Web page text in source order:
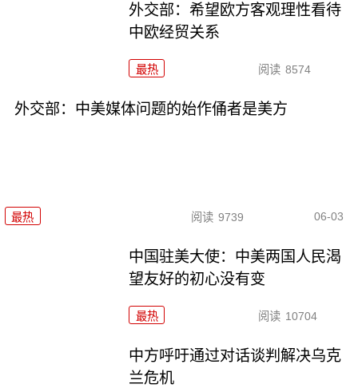
外交部：希望欧方客观理性看待
中欧经贸关系
最热 阅读 8574
外交部：中美媒体问题的始作俑者是美方
最热 阅读 9739 06-03
中国驻美大使：中美两国人民渴
望友好的初心没有变
最热 阅读 10704
中方呼吁通过对话谈判解决乌克
兰危机